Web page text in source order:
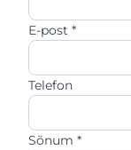
E-post *
Telefon
Sõnum *